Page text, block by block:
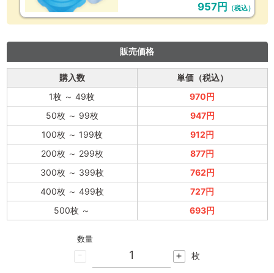
957円 （税込）
販売価格
購入数
単価（税込）
1枚 ～ 49枚
970円
50枚 ～ 99枚
947円
100枚 ～ 199枚
912円
200枚 ～ 299枚
877円
300枚 ～ 399枚
762円
400枚 ～ 499枚
727円
500枚 ～ 693円
-
数量
+ 枚